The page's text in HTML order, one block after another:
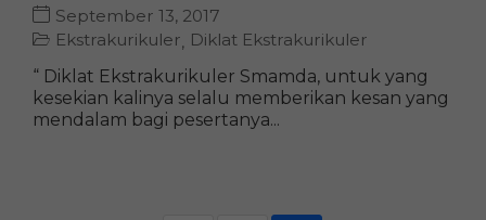
September 13, 2017
Ekstrakurikuler, Diklat Ekstrakurikuler
“ Diklat Ekstrakurikuler Smamda, untuk yang
kesekian kalinya selalu memberikan kesan yang
mendalam bagi pesertanya...